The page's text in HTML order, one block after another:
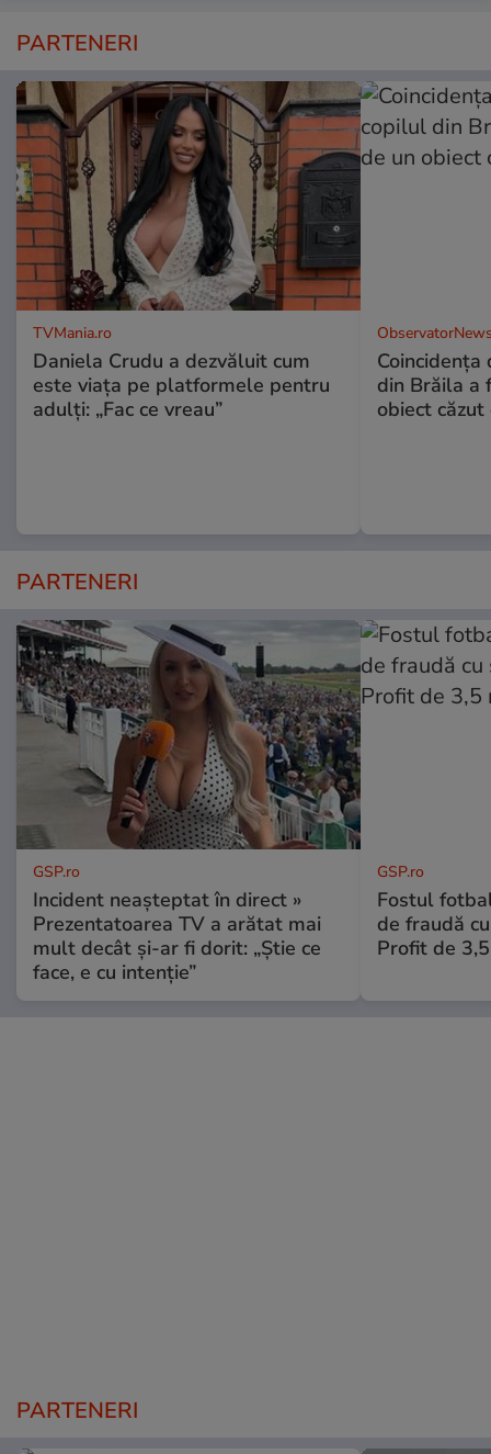
PARTENERI
TVMania.ro
Daniela Crudu a dezvăluit cum
este viața pe platformele pentru
adulți: „Fac ce vreau”
Coincidența
din Brăila a
obiect căzut
PARTENERI
GSP.ro
Incident neașteptat în direct »
Prezentatoarea TV a arătat mai
mult decât și-ar fi dorit: „Știe ce
face, e cu intenție”
GSP.ro
Fostul
de fraudă
Profit de
PARTENERI